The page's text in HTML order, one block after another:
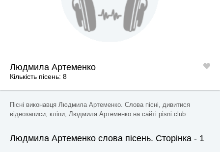
Людмила Артеменко
Кількість пісень: 8
Пісні виконавця Людмила Артеменко. Слова пісні, дивитися
відеозаписи, кліпи, Людмила Артеменко на сайті pisni.club
Людмила Артеменко слова пісень. Сторінка - 1